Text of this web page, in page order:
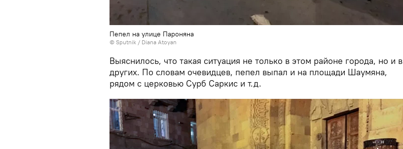
Пепел на улице Пароняна
© Sputnik / Diana Atoyan
Выяснилось, что такая ситуация не только в этом районе города, но и в
других. По словам очевидцев, пепел выпал и на площади Шаумяна,
рядом с церковью Сурб Саркис и т.д.